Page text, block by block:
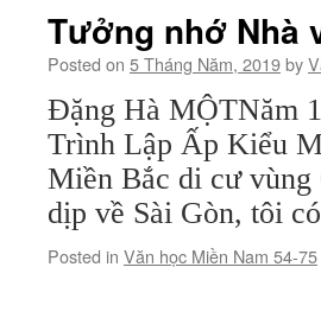
miền
Nam
54-
(560):
Nguyễn
Mạnh
Côn
11)
Tưởng nhớ Nhà
Posted on 5 Tháng Năm, 2019by
Đặng Hà MỘTNăm
Trình Lập Ấp Kiểu
Miền Bắc di cư
dịp về Sài Gòn, tôi
Posted in Văn học Miền Nam 54-75